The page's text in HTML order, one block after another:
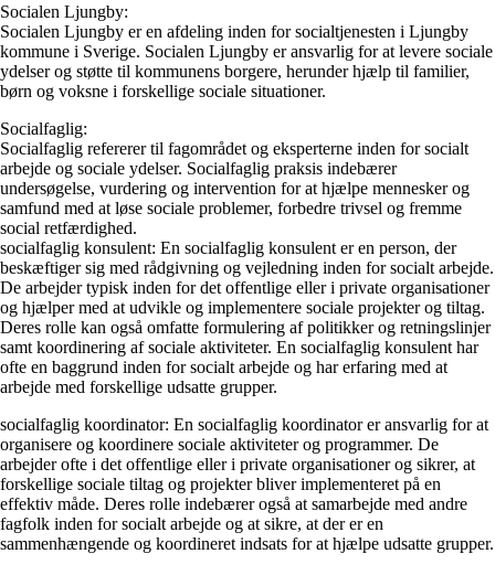
Socialen Ljungby:
Socialen Ljungby er en afdeling inden for socialtjenesten i Ljungby
kommune i Sverige. Socialen Ljungby er ansvarlig for at levere sociale
ydelser og støtte til kommunens borgere, herunder hjælp til familier,
børn og voksne i forskellige sociale situationer.
Socialfaglig:
Socialfaglig refererer til fagområdet og eksperterne inden for socialt
arbejde og sociale ydelser. Socialfaglig praksis indebærer
undersøgelse, vurdering og intervention for at hjælpe mennesker og
samfund med at løse sociale problemer, forbedre trivsel og fremme
social retfærdighed.
socialfaglig konsulent: En socialfaglig konsulent er en person, der
beskæftiger sig med rådgivning og vejledning inden for socialt arbejde.
De arbejder typisk inden for det offentlige eller i private organisationer
og hjælper med at udvikle og implementere sociale projekter og tiltag.
Deres rolle kan også omfatte formulering af politikker og retningslinjer
samt koordinering af sociale aktiviteter. En socialfaglig konsulent har
ofte en baggrund inden for socialt arbejde og har erfaring med at
arbejde med forskellige udsatte grupper.
socialfaglig koordinator: En socialfaglig koordinator er ansvarlig for at
organisere og koordinere sociale aktiviteter og programmer. De
arbejder ofte i det offentlige eller i private organisationer og sikrer, at
forskellige sociale tiltag og projekter bliver implementeret på en
effektiv måde. Deres rolle indebærer også at samarbejde med andre
fagfolk inden for socialt arbejde og at sikre, at der er en
sammenhængende og koordineret indsats for at hjælpe udsatte grupper.